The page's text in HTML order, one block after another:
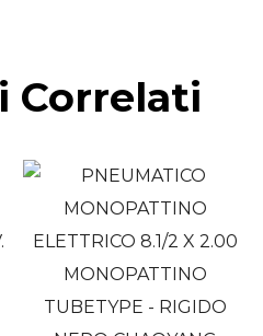
Correlati